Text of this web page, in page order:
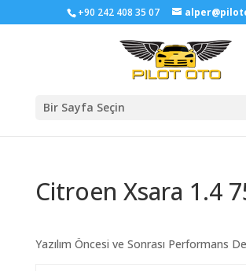
+90 242 408 35 07
Bir Sayfa Seçin
Citroen Xsara 1.4
Yazılım Öncesi ve Sonrası Performans